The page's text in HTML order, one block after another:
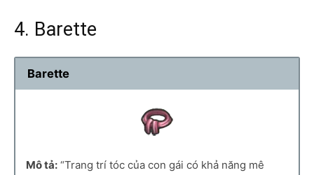
4. Barette
Barette
Mô tả: “Trang trí tóc của con gái có khả năng mê